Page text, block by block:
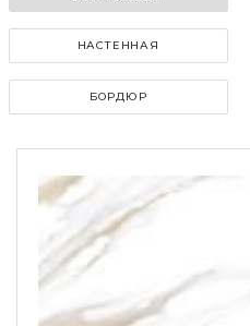
НАСТЕННАЯ
БОРДЮР